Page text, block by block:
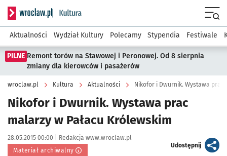
Serwis informacyjny wroclaw.pl podserwis: Kultura
Aktualności Wydział Kultury Polecamy Stypendia Festiwale
PILNE Remont torów na Stawowej i Peronowej. Od 8 sierpnia
zmiany dla kierowców i pasażerów
wroclaw.pl Kultura Aktualności Nikofor i Dwurnik. Wystawa prac
Nikofor i Dwurnik. Wystawa prac
malarzy w Pałacu Królewskim
Data publikacji:
28.05.2015 00:00 | Autor:
Redakcja www.wroclaw.pl
Materiał archiwalny
Udostępnijartykuł